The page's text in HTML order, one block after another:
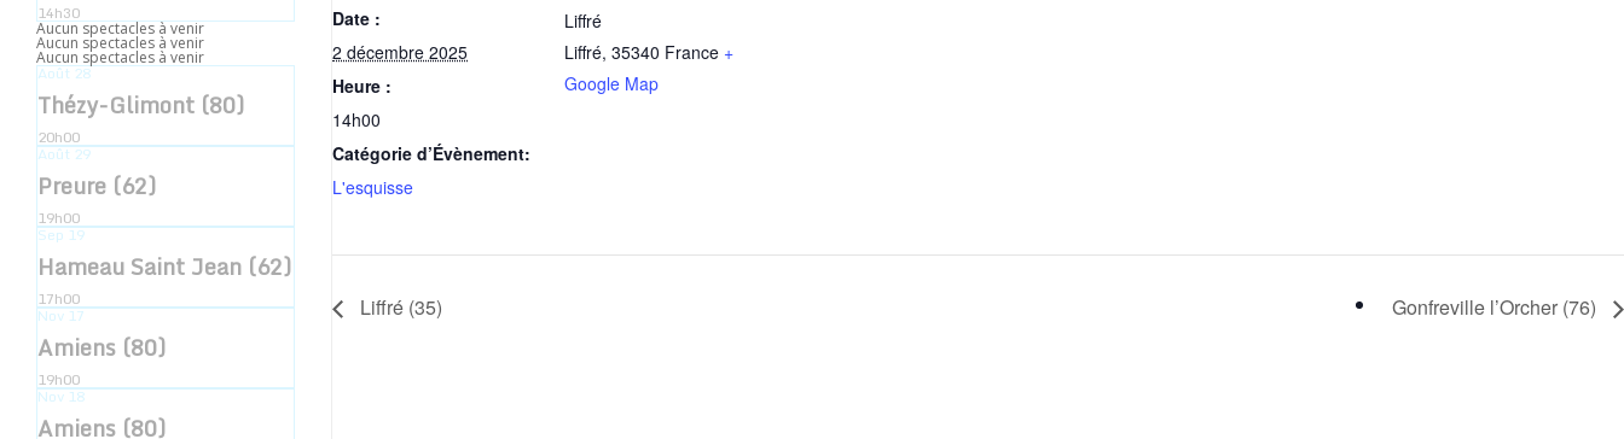
14h30
Aucun spectacles à venir
Aucun spectacles à venir
Aucun spectacles à venir
Août28
Thézy-Glimont (80)
20h00
Août29
Preure (62)
19h00
Sep19
Hameau Saint Jean (62)
17h00
Nov17
Amiens (80)
19h00
Nov18
Amiens (80)
Date :
2 décembre 2025
Heure :
14h00
Catégorie d’Évènement:
L'esquisse
Liffré
Liffré, 35340 France +
Google Map
Liffré (35) Gonfreville l’Orcher (76)